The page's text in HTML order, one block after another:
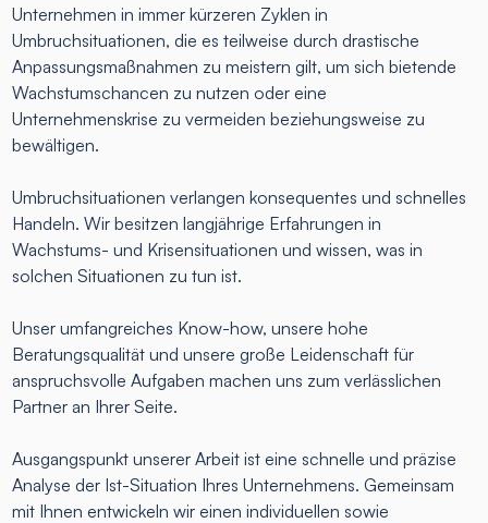
Unternehmen in immer kürzeren Zyklen in
Umbruchsituationen, die es teilweise durch drastische
Anpassungsmaßnahmen zu meistern gilt, um sich bietende
Wachstumschancen zu nutzen oder eine
Unternehmenskrise zu vermeiden beziehungsweise zu
bewältigen.
Umbruchsituationen verlangen konsequentes und schnelles
Handeln. Wir besitzen langjährige Erfahrungen in
Wachstums- und Krisensituationen und wissen, was in
solchen Situationen zu tun ist.
Unser umfangreiches Know-how, unsere hohe
Beratungsqualität und unsere große Leidenschaft für
anspruchsvolle Aufgaben machen uns zum verlässlichen
Partner an Ihrer Seite.
Ausgangspunkt unserer Arbeit ist eine schnelle und präzise
Analyse der Ist-Situation Ihres Unternehmens. Gemeinsam
mit Ihnen entwickeln wir einen individuellen sowie